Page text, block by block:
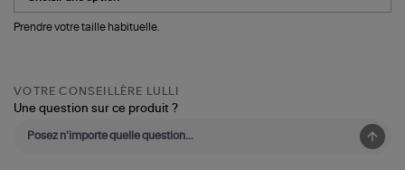
Prendre votre taille habituelle.
VOTRE CONSEILLÈRE LULLI
Une question sur ce produit ?